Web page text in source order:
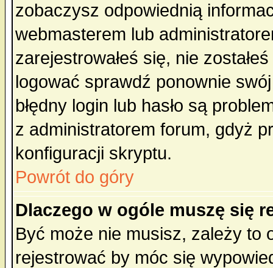
zobaczysz odpowiednią
webmasterem lub
zarejestrowałeś się, nie
logować sprawdź ponownie
błędny login lub hasło są
z administratorem forum, gdyż
konfiguracji skryptu.
Powrót do góry
Dlaczego w ogóle muszę się
Być może nie musisz, zależy to
rejestrować by móc się